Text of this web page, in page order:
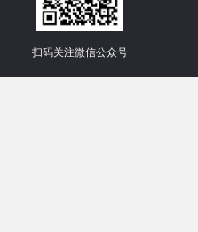
扫码关注微信公众号